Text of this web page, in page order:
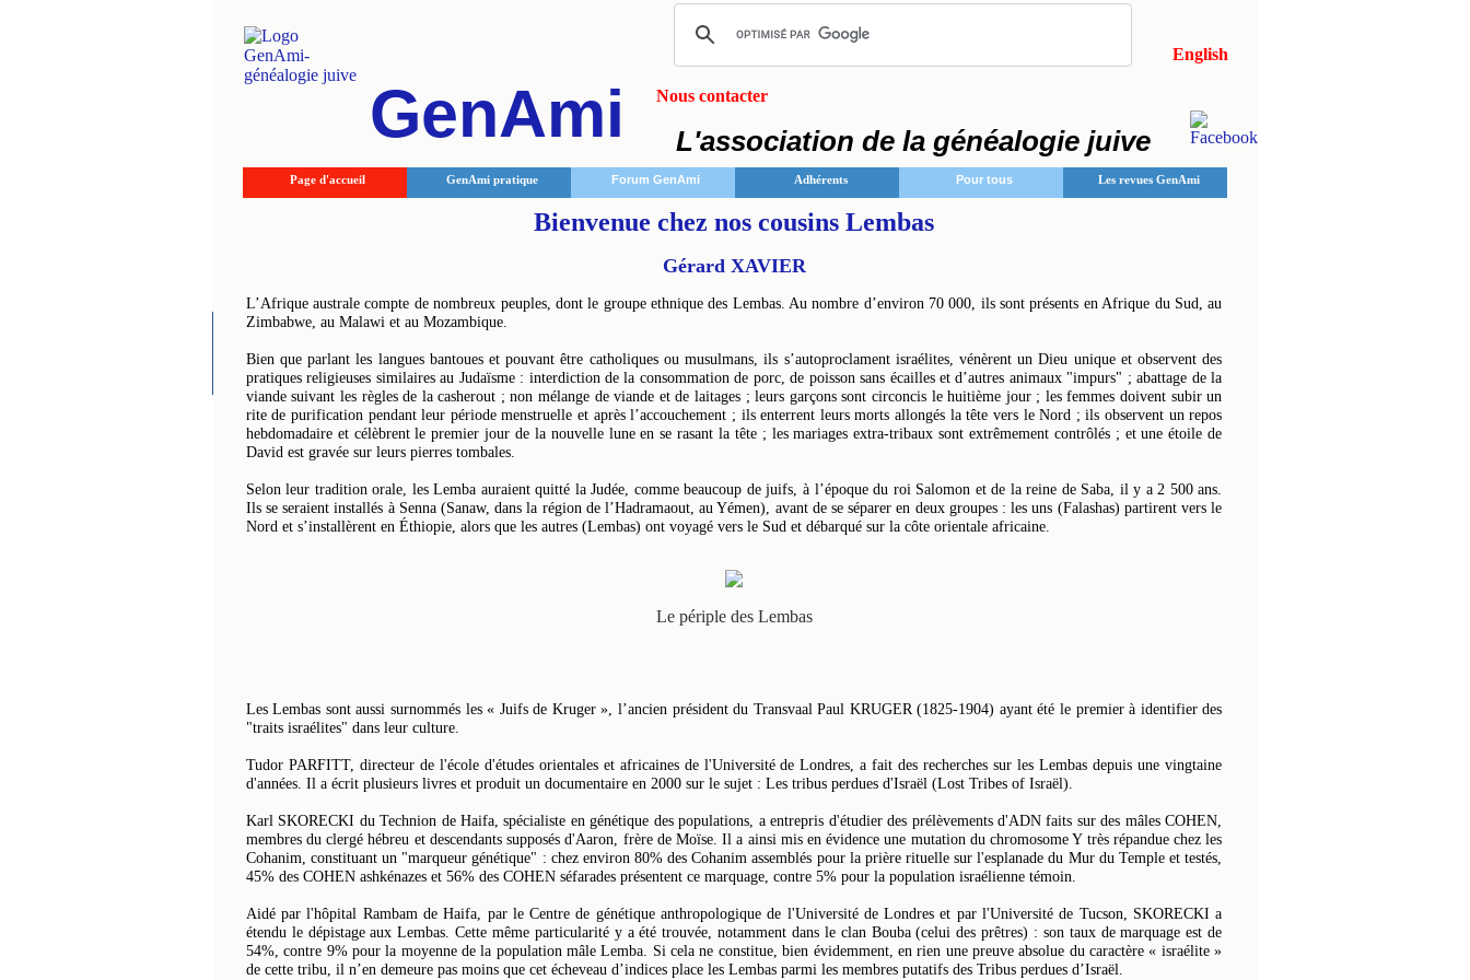
GenAmi Nous contacter
English
L'association de la généalogie juive
Page d'accueil GenAmi pratique Forum GenAmi Adhérents Pour tous Les revues GenAmi
Bienvenue chez nos cousins Lembas
Gérard XAVIER
L’Afrique australe compte de nombreux peuples, dont le groupe ethnique des Lembas. Au nombre d’environ 70 000, ils sont présents en Afrique du Sud, au
Zimbabwe, au Malawi et au Mozambique.
Bien que parlant les langues bantoues et pouvant être catholiques ou musulmans, ils s’autoproclament israélites, vénèrent un Dieu unique et observent des
pratiques religieuses similaires au Judaïsme : interdiction de la consommation de porc, de poisson sans écailles et d’autres animaux "impurs" ; abattage de la
viande suivant les règles de la casherout ; non mélange de viande et de laitages ; leurs garçons sont circoncis le huitième jour ; les femmes doivent subir un
rite de purification pendant leur période menstruelle et après l’accouchement ; ils enterrent leurs morts allongés la tête vers le Nord ; ils observent un repos
hebdomadaire et célèbrent le premier jour de la nouvelle lune en se rasant la tête ; les mariages extra-tribaux sont extrêmement contrôlés ; et une étoile de
David est gravée sur leurs pierres tombales.
Selon leur tradition orale, les Lemba auraient quitté la Judée, comme beaucoup de juifs, à l’époque du roi Salomon et de la reine de Saba, il y a 2 500 ans.
Ils se seraient installés à Senna (Sanaw, dans la région de l’Hadramaout, au Yémen), avant de se séparer en deux groupes : les uns (Falashas) partirent vers le
Nord et s’installèrent en Éthiopie, alors que les autres (Lembas) ont voyagé vers le Sud et débarqué sur la côte orientale africaine.
Le périple des Lembas
Les Lembas sont aussi surnommés les « Juifs de Kruger », l’ancien président du Transvaal Paul KRUGER (1825-1904) ayant été le premier à identifier des
"traits israélites" dans leur culture.
Tudor PARFITT, directeur de l'école d'études orientales et africaines de l'Université de Londres, a fait des recherches sur les Lembas depuis une vingtaine
d'années. Il a écrit plusieurs livres et produit un documentaire en 2000 sur le sujet : Les tribus perdues d'Israël (Lost Tribes of Israël).
Karl SKORECKI du Technion de Haifa, spécialiste en génétique des populations, a entrepris d'étudier des prélèvements d'ADN faits sur des mâles COHEN,
membres du clergé hébreu et descendants supposés d'Aaron, frère de Moïse. Il a ainsi mis en évidence une mutation du chromosome Y très répandue chez les
Cohanim, constituant un "marqueur génétique" : chez environ 80% des Cohanim assemblés pour la prière rituelle sur l'esplanade du Mur du Temple et testés,
45% des COHEN ashkénazes et 56% des COHEN séfarades présentent ce marquage, contre 5% pour la population israélienne témoin.
Aidé par l'hôpital Rambam de Haifa, par le Centre de génétique anthropologique de l'Université de Londres et par l'Université de Tucson, SKORECKI a
étendu le dépistage aux Lembas. Cette même particularité y a été trouvée, notamment dans le clan Bouba (celui des prêtres) : son taux de marquage est de
54%, contre 9% pour la moyenne de la population mâle Lemba. Si cela ne constitue, bien évidemment, en rien une preuve absolue du caractère « israélite »
de cette tribu, il n’en demeure pas moins que cet écheveau d’indices place les Lembas parmi les membres putatifs des Tribus perdues d’Israël.
Qui sommes-nous ?
Mentions légales
Plan du site © GenAmi 2026 - Tous droits réservés sur tout le site de GenAmi